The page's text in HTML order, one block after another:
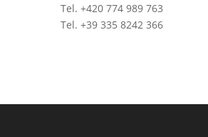
Tel. +420 774 989 763
Tel. +39 335 8242 366